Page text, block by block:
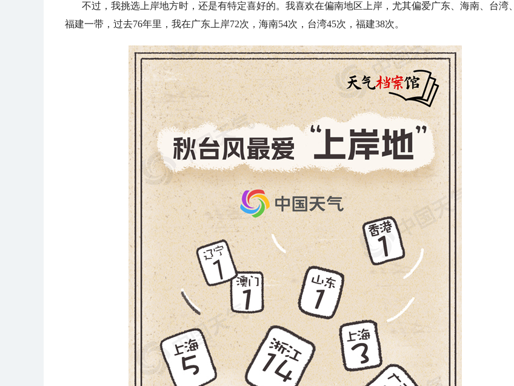
不过，我挑选上岸地方时，还是有特定喜好的。我喜欢在偏南地区上岸，尤其偏爱广东、海南、台湾、
福建一带，过去76年里，我在广东上岸72次，海南54次，台湾45次，福建38次。